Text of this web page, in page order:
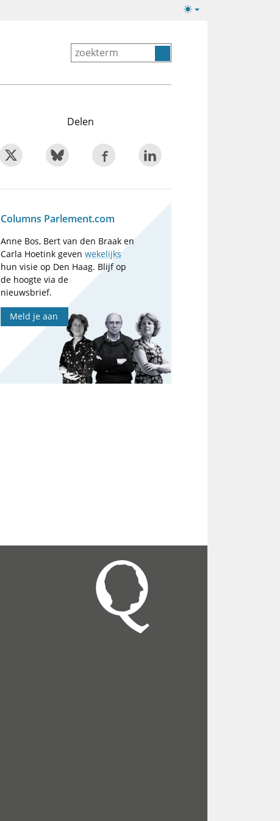
Lichte/donkere
Delen
Columns Parlement.com
Anne Bos, Bert van den Braak en
Carla Hoetink gevenwekelijks
hun visie op Den Haag. Blijf op
de hoogte via de
nieuwsbrief.
Meld je aan